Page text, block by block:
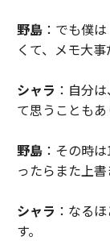
野島：でも僕
くて、メモ大事
シャラ ：自分
て思うこともあ
野島：その時
ったらまた上
シャラ ：なる
す。